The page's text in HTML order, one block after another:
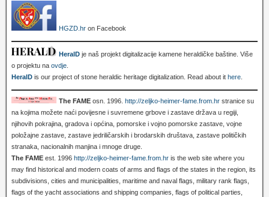
HGZD.hr on Facebook
HeralD je naš projekt digitalizacije kamene heraldičke baštine. Više
o projektu na ovdje.
HeralD is our project of stone heraldic heritage digitalization. Read about it here.
The FAME osn. 1996. http://zeljko-heimer-fame.from.hr stranice su
na kojima možete naći povijesne i suvremene grbove i zastave država u regiji,
njihovih pokrajina, gradova i općina, pomorske i vojno pomorske zastave, vojne
položajne zastave, zastave jedriličarskih i brodarskih društava, zastave političkih
stranaka, nacionalnih manjina i mnoge druge.
The FAME est. 1996 http://zeljko-heimer-fame.from.hr is the web site where you
may find historical and modern coats of arms and flags of the states in the region, its
subdivisions, cities and municipalities, maritime and naval flags, military rank flags,
flags of the yacht associations and shipping companies, flags of political parties,